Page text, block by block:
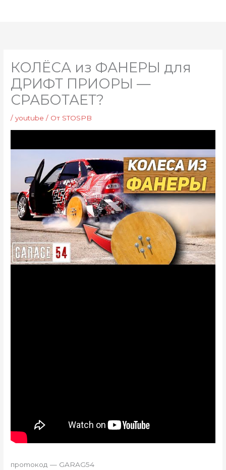
КОЛЁСА из ФАНЕРЫ для
ДРИФТ ПРИОРЫ —
СРАБОТАЕТ?
/youtube / От STOSPB
прomокoд — GARAG54